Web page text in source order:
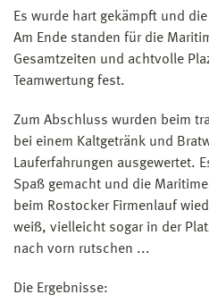
Es wurde hart gekämpft und
Am Ende standen für die
Gesamtzeiten und achtvolle
Teamwertung fest.
Zum Abschluss wurden beim
bei einem Kaltgetränk und
Lauferfahrungen ausgewertet.
Spaß gemacht und die
beim Rostocker Firmenlauf
weiß, vielleicht sogar in der
nach vorn rutschen ...
Die Ergebnisse: